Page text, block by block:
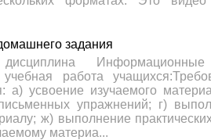
задания
Информационные
учебная работа
усвоение изучаемого
упражнений; г)
ж) выполнение
материа...